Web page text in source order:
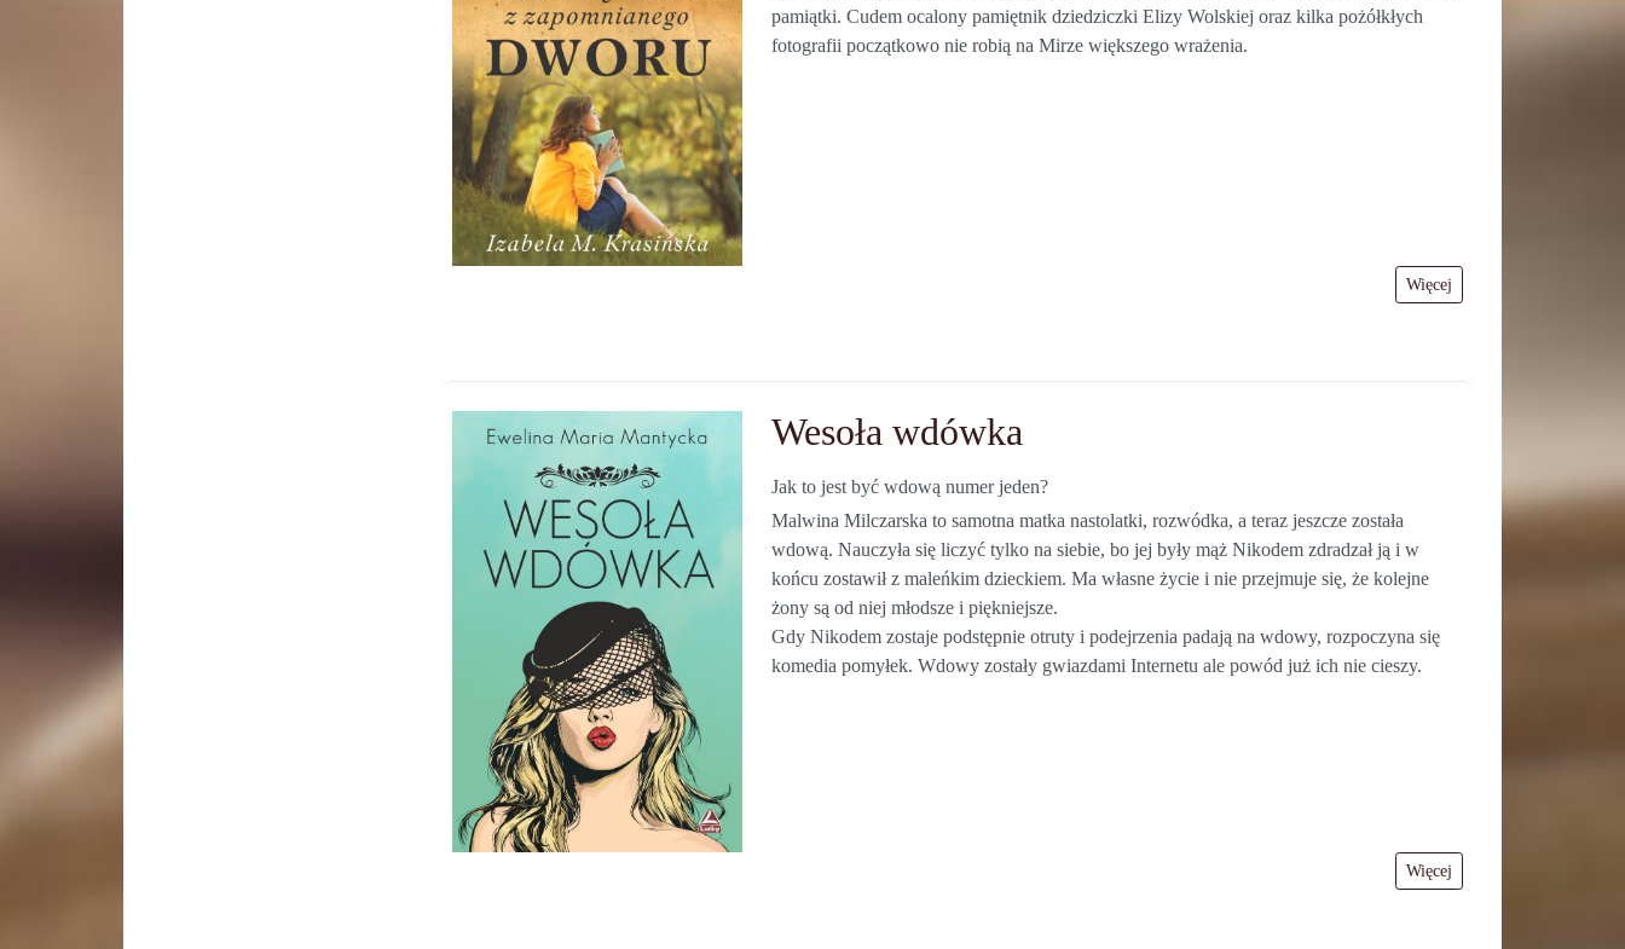
pamiątki. Cudem ocalony pamiętnik dziedziczki Elizy Wolskiej oraz kilka pożółkłych
fotografii początkowo nie robią na Mirze większego wrażenia.
Więcej
Wesoła wdówka
Jak to jest być wdową numer jeden?
Malwina Milczarska to samotna matka nastolatki, rozwódka, a teraz jeszcze została
wdową. Nauczyła się liczyć tylko na siebie, bo jej były mąż Nikodem zdradzał ją i w
końcu zostawił z maleńkim dzieckiem. Ma własne życie i nie przejmuje się, że kolejne
żony są od niej młodsze i piękniejsze.
Gdy Nikodem zostaje podstępnie otruty i podejrzenia padają na wdowy, rozpoczyna się
komedia pomyłek. Wdowy zostały gwiazdami Internetu ale powód już ich nie cieszy.
Więcej